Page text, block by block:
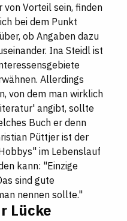
Vorteil sein, finden
bei dem Punkt
ob Angaben dazu
Ina Steidl ist
Allerdings
von dem man wirklich
angibt, sollte
Buch er denn
Püttjer ist der
im Lebenslauf
kann: "Einzige
sind gute
nennen sollte."
Lücke